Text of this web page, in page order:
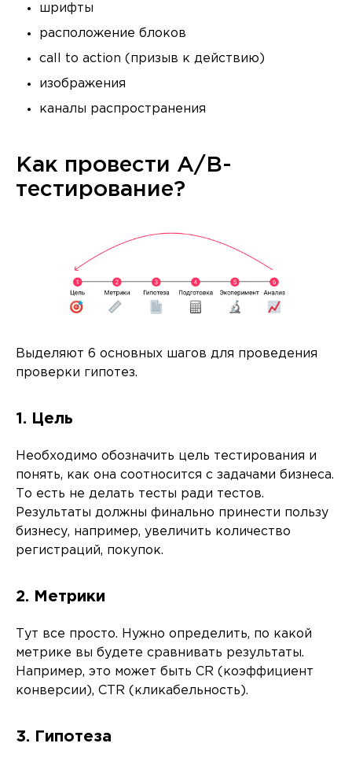
шрифты
расположение блоков
call to action (призыв к действию)
изображения
каналы распространения
Как провести A/B-
тестирование?
Выделяют 6 основных шагов для проведения
проверки гипотез.
1. Цель
Необходимо обозначить цель тестирования и
понять, как она соотносится с задачами бизнеса.
То есть не делать тесты ради тестов.
Результаты должны финально принести пользу
бизнесу, например, увеличить количество
регистраций, покупок.
2. Метрики
Тут все просто. Нужно определить, по какой
метрике вы будете сравнивать результаты.
Например, это может быть CR (коэффициент
конверсии), CTR (кликабельность).
3. Гипотеза